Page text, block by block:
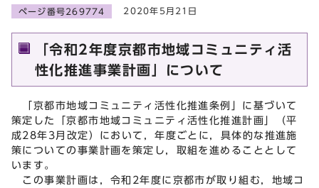
ページ番号269774 2020年5月21日
「令和2年度京都市地域コミュニティ活
性化推進事業計画」について
「京都市地域コミュニティ活性化推進条例」に基づいて
策定した「京都市地域コミュニティ活性化推進計画」（平
成28年3月改定）において，年度ごとに，具体的な推進施
策についての事業計画を策定し，取組を進めることとして
います。
この事業計画は，令和2年度に京都市が取り組む，地域コ